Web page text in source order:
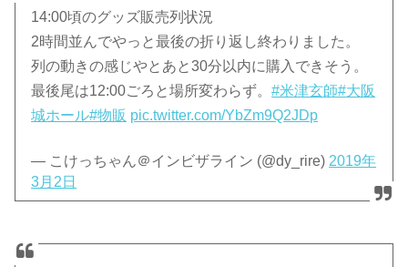
14:00頃のグッズ販売列状況
2時間並んでやっと最後の折り返し終わりました。
列の動きの感じやとあと30分以内に購入できそう。
最後尾は12:00ごろと場所変わらず。#米津玄師#大阪
城ホール#物販 pic.twitter.com/YbZm9Q2JDp
— こけっちゃん＠インビザライン (@dy_rire) 2019年
3月2日